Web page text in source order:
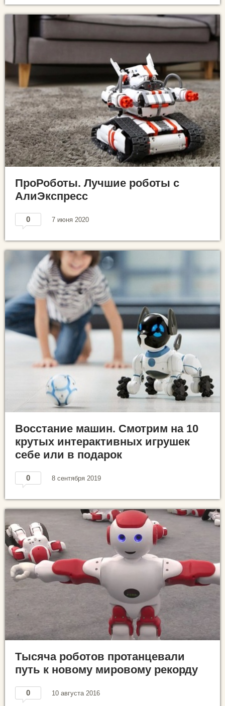
ПроРоботы. Лучшие роботы с
АлиЭкспресс
0 7 июня 2020
Восстание машин. Смотрим на 10
крутых интерактивных игрушек
себе или в подарок
0 8 сентября 2019
Тысяча роботов протанцевали
путь к новому мировому рекорду
0 10 августа 2016